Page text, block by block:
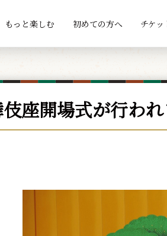
もっと楽しむ 初めての方へ チケ
座開場式が行わ